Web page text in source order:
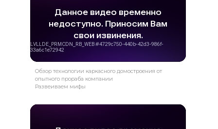
Обзор технологии каркасного домостроения от
опытного прораба компании
Развеиваем мифы